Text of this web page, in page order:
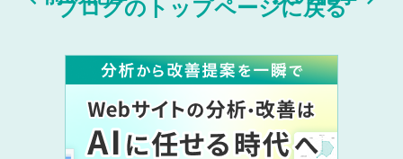
ブログのトップページに戻る